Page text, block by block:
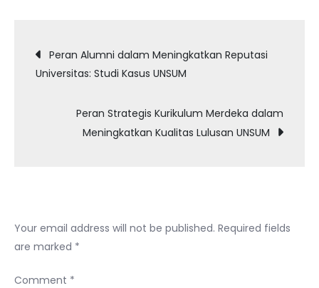
Melalui
di
UNSUM
Post
navigation
Peran Alumni dalam Meningkatkan Reputasi
Universitas: Studi Kasus UNSUM
Peran Strategis Kurikulum Merdeka dalam
Meningkatkan Kualitas Lulusan UNSUM
Your email address will not be published. Required fields
are marked *
Comment *